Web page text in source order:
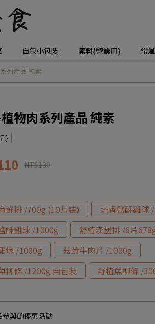
自包小包裝 素料{營業用} 常
列產品 純素
物肉系列產品 純素
}
NT$130
鮮排 /700g (10片裝)
塔香鹽酥雞球
酥雞球 /1000g
舒植漢堡排 /6片
塊 /1000g
菇蔬牛肉片 /1000g
柳條 /1200g 自包裝
舒植魚柳條 /
參與的優惠活動